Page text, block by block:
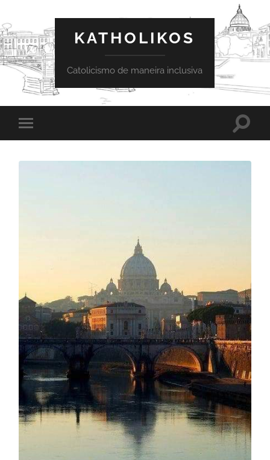
KATHOLIKOS
Catolicismo de maneira inclusiva
Toggle
mobile
Toggle